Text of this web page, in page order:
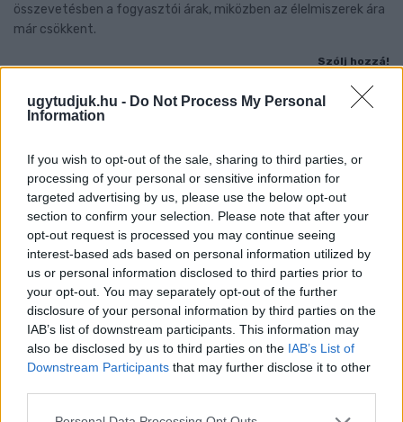
ugytudjuk.hu - Do Not Process My Personal
Information
If you wish to opt-out of the sale, sharing to third parties, or
processing of your personal or sensitive information for
targeted advertising by us, please use the below opt-out
section to confirm your selection. Please note that after your
opt-out request is processed you may continue seeing
interest-based ads based on personal information utilized by
us or personal information disclosed to third parties prior to
your opt-out. You may separately opt-out of the further
disclosure of your personal information by third parties on the
IAB’s list of downstream participants. This information may
also be disclosed by us to third parties on the IAB’s List of
Downstream Participants that may further disclose it to other
Please note that this website/app uses one or more Google
összevetésben a fogyasztói árak, miközben az élelmiszerek ára
már csökkent.
Szólj hozzá!